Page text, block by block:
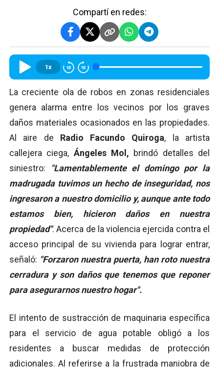
Compartí en redes:
1x
La creciente ola de robos en zonas residenciales
genera alarma entre los vecinos por los graves
daños materiales ocasionados en las propiedades.
Al aire de Radio Facundo Quiroga, la artista
callejera ciega, Ángeles Mol, brindó detalles del
siniestro: "Lamentablemente el domingo por la
madrugada tuvimos un hecho de inseguridad, nos
ingresaron a nuestro domicilio y, aunque ante todo
estamos bien, hicieron daños en nuestra
propiedad". Acerca de la violencia ejercida contra el
acceso principal de su vivienda para lograr entrar,
señaló: "Forzaron nuestra puerta, han roto nuestra
cerradura y son daños que tenemos que reponer
para asegurarnos nuestro hogar".
El intento de sustracción de maquinaria específica
para el servicio de agua potable obligó a los
residentes a buscar medidas de protección
adicionales. Al referirse a la frustrada maniobra de